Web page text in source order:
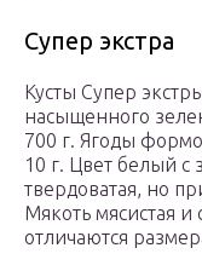
Супер экстра
Кусты Супер
насыщенного
700 г. Ягоды
10 г. Цвет белый с
твердоватая, но
Мякоть мясистая и
отличаются